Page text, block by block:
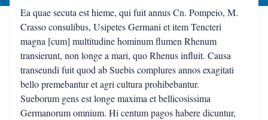
Ea quae secuta est hieme, qui fuit annus Cn. Pompeio, M.
Crasso consulibus, Usipetes Germani et item Tencteri
magna [cum] multitudine hominum flumen Rhenum
transierunt, non longe a mari, quo Rhenus influit. Causa
transeundi fuit quod ab Suebis complures annos exagitati
bello premebantur et agri cultura prohibebantur.
Sueborum gens est longe maxima et bellicosissima
Germanorum omnium. Hi centum pagos habere dicuntur,